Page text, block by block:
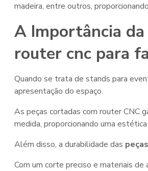
madeira, entre outros,
A Importância
router cnc para
Quando se trata de stands para
apresentação do espaço.
As peças cortadas com router CNC
medida, proporcionando uma
Além disso, a durabilidade das
Com um corte preciso e materiais